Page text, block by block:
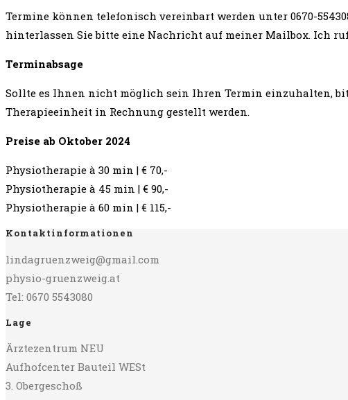
Termine können telefonisch vereinbart werden unter 0670-
hinterlassen Sie bitte eine Nachricht auf meiner Mailbox. Ich
Terminabsage
Sollte es Ihnen nicht möglich sein Ihren Termin einzuhalten,
Therapieeinheit in Rechnung gestellt werden.
Preise ab Oktober 2024
Physiotherapie à 30 min | € 70,-
Physiotherapie à 45 min | € 90,-
Physiotherapie à 60 min | € 115,-
Kontaktinformationen
lindagruenzweig@gmail.com
physio-gruenzweig.at
Tel: 0670 5543080
Lage
Ärztezentrum NEU
Aufhofcenter Bauteil WESt
3. Obergeschoß